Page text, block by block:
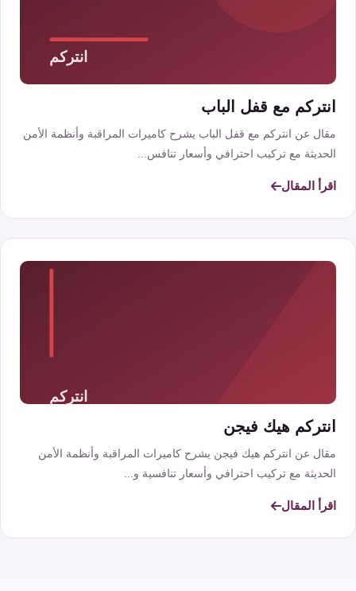
انتركم مع قفل الباب
مقال عن انتركم مع قفل الباب يشرح كاميرات المراقبة وأنظمة الأمن
الحديثة مع تركيب احترافي وأسعار تنافس...
اقرأ المقال
انتركم هيك فيجن
مقال عن انتركم هيك فيجن يشرح كاميرات المراقبة وأنظمة الأمن
الحديثة مع تركيب احترافي وأسعار تنافسية و...
اقرأ المقال